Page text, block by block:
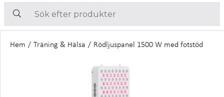
Hem / Träning & Hälsa / Rödljuspanel 1500 W med fotstöd